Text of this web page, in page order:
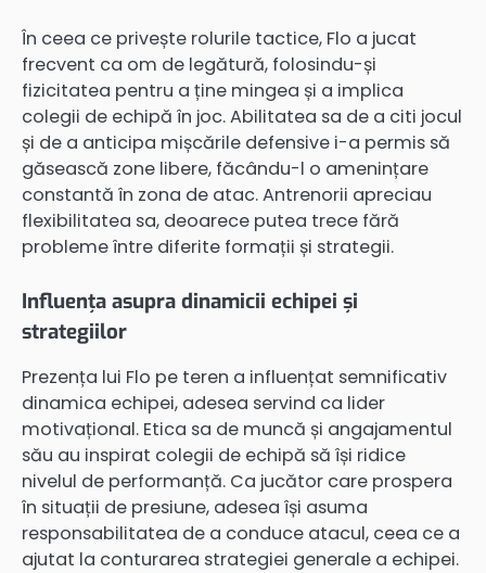
În ceea ce privește rolurile tactice, Flo a jucat
frecvent ca om de legătură, folosindu-și
fizicitatea pentru a ține mingea și a implica
colegii de echipă în joc. Abilitatea sa de a citi jocul
și de a anticipa mișcările defensive i-a permis să
găsească zone libere, făcându-l o amenințare
constantă în zona de atac. Antrenorii apreciau
flexibilitatea sa, deoarece putea trece fără
probleme între diferite formații și strategii.
Influența asupra dinamicii echipei și
strategiilor
Prezența lui Flo pe teren a influențat semnificativ
dinamica echipei, adesea servind ca lider
motivațional. Etica sa de muncă și angajamentul
său au inspirat colegii de echipă să își ridice
nivelul de performanță. Ca jucător care prospera
în situații de presiune, adesea își asuma
responsabilitatea de a conduce atacul, ceea ce a
ajutat la conturarea strategiei generale a echipei.